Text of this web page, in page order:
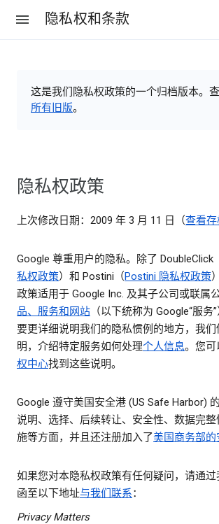
隐私权和条款
这是我们隐私权政策的一个归档版本。
所有旧版。
隐私权政策
上次修改日期：2009 年 3 月 11 日（查看
Google 尊重用户的隐私。除了 DoubleClick
私权政策）和 Postini（Postini 隐私权政策
政策适用于 Google Inc. 及其子公司或联属
品、服务和网站 （以下统称为 Google“服务
要更详细说明我们的隐私惯例的地方，我
明，介绍特定服务如何处理个人信息。您可
权中心找到这些说明。
Google 遵守美国安全港 (US Safe Harbor)
说明、选择、后续转让、安全性、数据完
施等方面，并且还注册加入了美国商务部的
如果您对本隐私权政策有任何疑问，请通
函至以下地址与我们联系：
Privacy Matters